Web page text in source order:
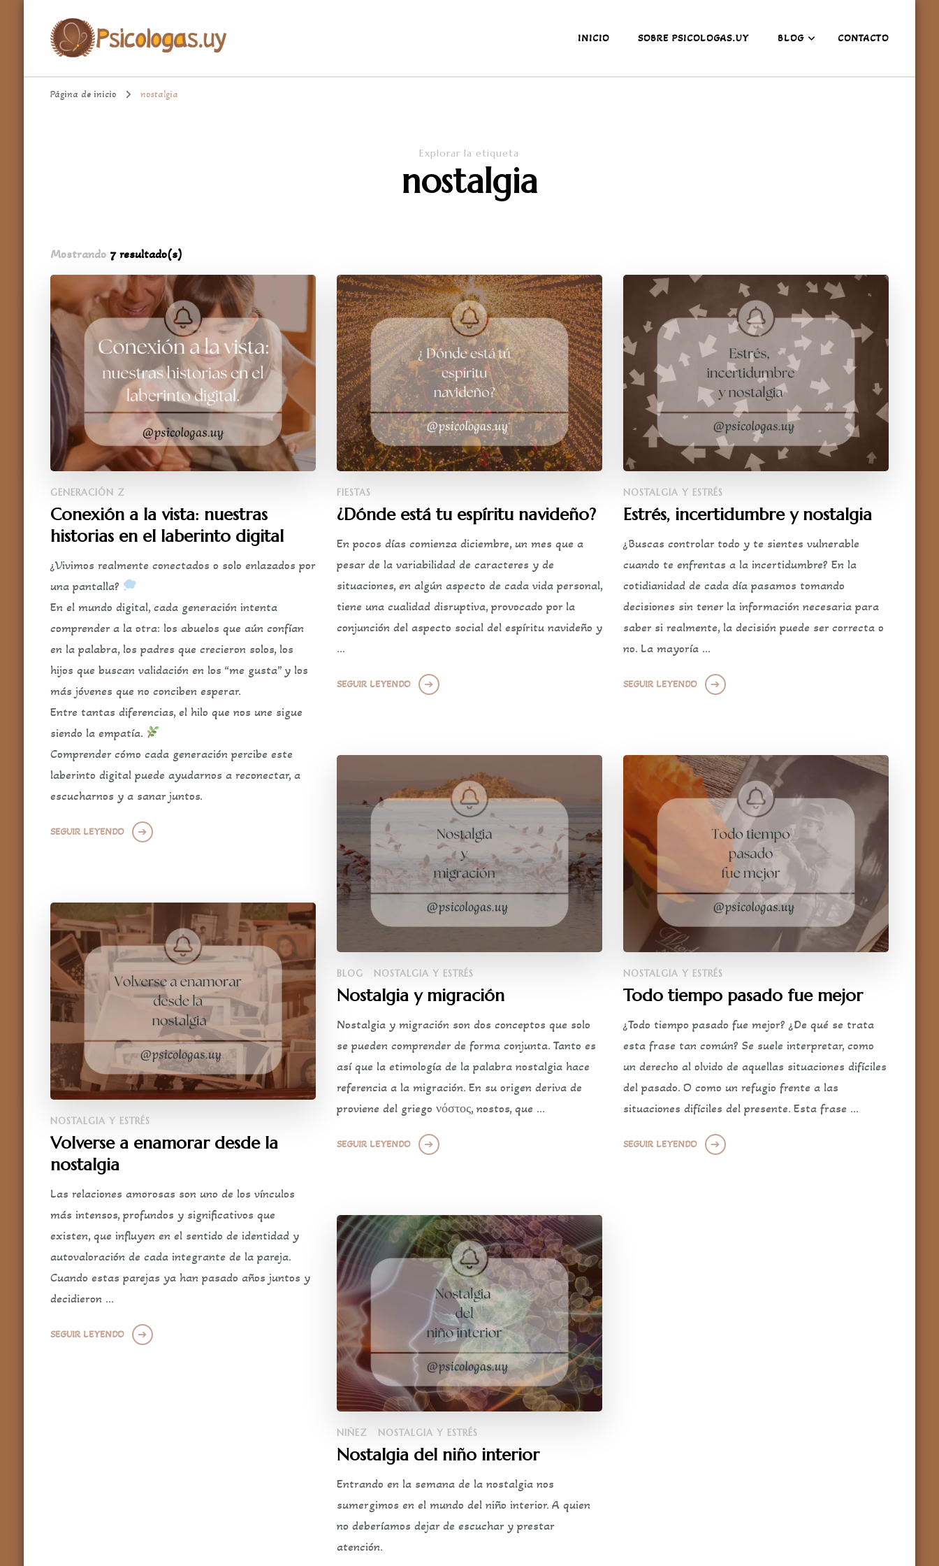
Psicologa.uy
INICIO SOBRE PSICOLOGAS.UY BLOG CONTACTO
Página de inicio nostalgia
Explorar la etiqueta
nostalgia
Mostrando 7 resultado(s)
GENERACIÓN Z
Conexión a la vista: nuestras
historias en el laberinto digital
¿Vivimos realmente conectados o solo enlazados por
una pantalla?
En el mundo digital, cada generación intenta
comprender a la otra: los abuelos que aún confían
en la palabra, los padres que crecieron solos, los
hijos que buscan validación en los “me gusta” y los
más jóvenes que no conciben esperar.
Entre tantas diferencias, el hilo que nos une sigue
siendo la empatía.
Comprender cómo cada generación percibe este
laberinto digital puede ayudarnos a reconectar, a
escucharnos y a sanar juntos.
SEGUIR LEYENDO
FIESTAS
¿Dónde está tu espíritu navideño?
En pocos días comienza diciembre, un mes que a
pesar de la variabilidad de caracteres y de
situaciones, en algún aspecto de cada vida personal,
tiene una cualidad disruptiva, provocado por la
conjunción del aspecto social del espíritu navideño y
…
SEGUIR LEYENDO
NOSTALGIA Y ESTRÉS
Estrés, incertidumbre y nostalgia
¿Buscas controlar todo y te sientes vulnerable
cuando te enfrentas a la incertidumbre? En la
cotidianidad de cada día pasamos tomando
decisiones sin tener la información necesaria para
saber si realmente, la decisión puede ser correcta o
no. La mayoría …
SEGUIR LEYENDO
BLOG NOSTALGIA Y ESTRÉS
Nostalgia y migración
Nostalgia y migración son dos conceptos que solo
se pueden comprender de forma conjunta. Tanto es
así que la etimología de la palabra nostalgia hace
referencia a la migración. En su origen deriva de
proviene del griego νόστος, nostos, que …
SEGUIR LEYENDO
NOSTALGIA Y ESTRÉS
Todo tiempo pasado fue mejor
¿Todo tiempo pasado fue mejor? ¿De qué se trata
esta frase tan común? Se suele interpretar, como
un derecho al olvido de aquellas situaciones difíciles
del pasado. O como un refugio frente a las
situaciones difíciles del presente. Esta frase …
SEGUIR LEYENDO
NOSTALGIA Y ESTRÉS
Volverse a enamorar desde la
nostalgia
Las relaciones amorosas son uno de los vínculos
más intensos, profundos y significativos que
existen, que influyen en el sentido de identidad y
autovaloración de cada integrante de la pareja.
Cuando estas parejas ya han pasado años juntos y
decidieron …
SEGUIR LEYENDO
NIÑEZ NOSTALGIA Y ESTRÉS
Nostalgia del niño interior
Entrando en la semana de la nostalgia nos
sumergimos en el mundo del niño interior. A quien
no deberíamos dejar de escuchar y prestar
atención.